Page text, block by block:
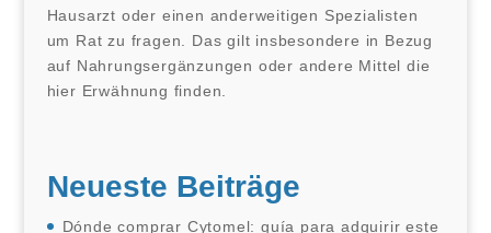
Hausarzt oder einen anderweitigen Spezialisten
um Rat zu fragen. Das gilt insbesondere in Bezug
auf Nahrungsergänzungen oder andere Mittel die
hier Erwähnung finden.
Neueste Beiträge
Dónde comprar Cytomel: guía para adquirir este